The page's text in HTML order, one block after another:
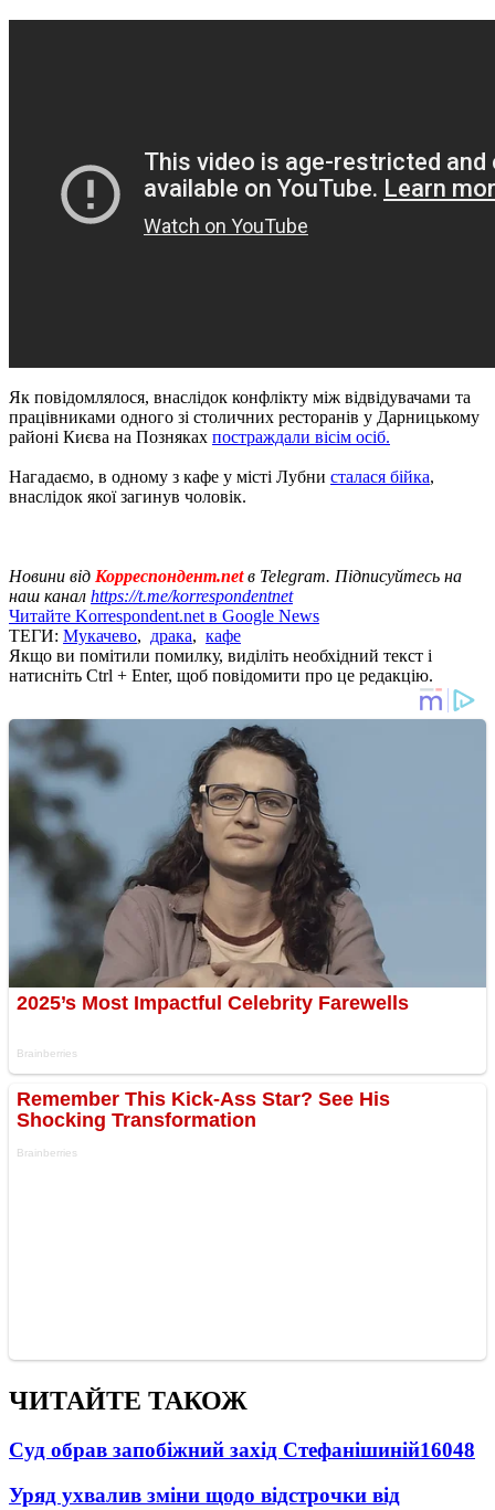
Як повідомлялося, внаслідок конфлікту між відвідувачами та
працівниками одного зі столичних ресторанів у Дарницькому
районі Києва на Позняках постраждали вісім осіб.
Нагадаємо, в одному з кафе у місті Лубни сталася бійка,
внаслідок якої загинув чоловік.
Новини від Корреспондент.netв Telegram. Підписуйтесь на
наш канал https://t.me/korrespondentnet
Читайте Korrespondent.net в Google News
ТЕГИ: Мукачево, драка, кафе
Якщо ви помітили помилку, виділіть необхідний текст і
натисніть Ctrl + Enter, щоб повідомити про це редакцію.
ЧИТАЙТЕ ТАКОЖ
Суд обрав запобіжний захід Стефанішиній16048
Уряд ухвалив зміни щодо відстрочки від